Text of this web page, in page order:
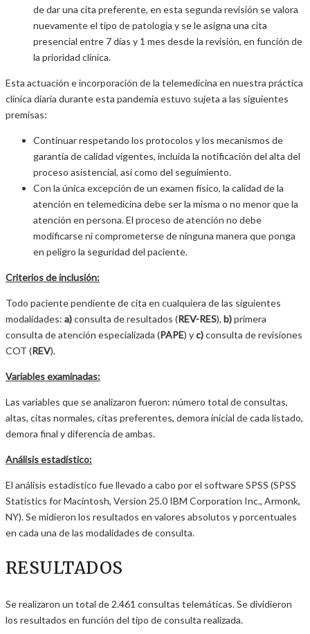
de dar una cita preferente, en esta segunda revisión se valora
nuevamente el tipo de patología y se le asigna una cita
presencial entre 7 días y 1 mes desde la revisión, en función de
la prioridad clínica.
Esta actuación e incorporación de la telemedicina en nuestra práctica
clínica diaria durante esta pandemia estuvo sujeta a las siguientes
premisas:
Continuar respetando los protocolos y los mecanismos de
garantía de calidad vigentes, incluida la notificación del alta del
proceso asistencial, así como del seguimiento.
Con la única excepción de un examen físico, la calidad de la
atención en telemedicina debe ser la misma o no menor que la
atención en persona. El proceso de atención no debe
modificarse ni comprometerse de ninguna manera que ponga
en peligro la seguridad del paciente.
Criterios de inclusión:
Todo paciente pendiente de cita en cualquiera de las siguientes
modalidades: a)consulta de resultados (REV-RES), b)primera
consulta de atención especializada (PAPE) yc)consulta de revisiones
COT (REV).
Variables examinadas:
Las variables que se analizaron fueron: número total de consultas,
altas, citas normales, citas preferentes, demora inicial de cada listado,
demora final y diferencia de ambas.
Análisis estadístico:
El análisis estadístico fue llevado a cabo por el software SPSS (SPSS
Statistics for Macintosh, Version 25.0 IBM Corporation Inc., Armonk,
NY). Se midieron los resultados en valores absolutos y porcentuales
en cada una de las modalidades de consulta.
RESULTADOS
Se realizaron un total de 2.461 consultas telemáticas. Se dividieron
los resultados en función del tipo de consulta realizada.